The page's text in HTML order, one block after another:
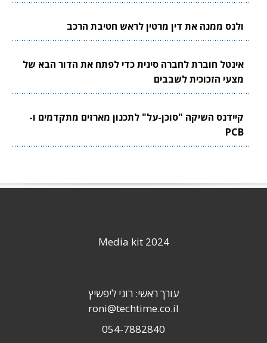
ולנס ממנה את דין מרטין לראש חטיבת הרכב
אינטל חוברת לחברה סינית כדי לפתח את הדור הבא של
מצעי הזכוכית לשבבים
קיידנס השיקה "סוכן-על" לתכנון מארזים מתקדמים ו-
Media kit 2024
עורך ראשי: רוני ליפשיץ
roni@techtime.co.il
054-7882840